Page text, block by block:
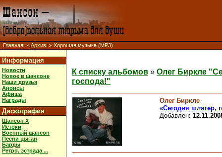
Главная » Архив » Хорошая музыка (MP3)
Информация
Новости
Новое в шансоне
Наши друзья
Анонсы
Афиша
Награды
Дискография
Шансон X
Истоки
Военный шансон
Песни цыган
Барды
Ретро, эстрада ...
К списку альбомов » Олег Биркле
господа!"
Олег Биркле
«Сегодня шлягер,
Добавлен: